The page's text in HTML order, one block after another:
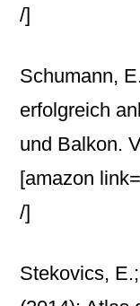
/]
Schumann,
erfolgreich
und Balkon.
[amazon
/]
Stekovics,